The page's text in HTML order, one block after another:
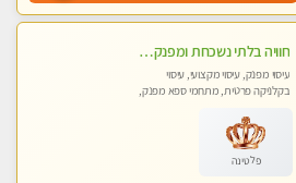
חוויה בלתי נשכחת ומפנקת במיוחד
עיסוי מפנק, עיסוי מקצועי, עיסוי
בקלניקה פרטית, מתחמי ספא מפנק,
פלטינה